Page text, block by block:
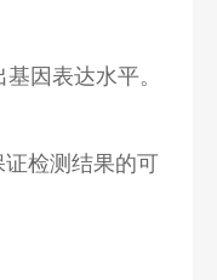
因表达水平。
检测结果的可